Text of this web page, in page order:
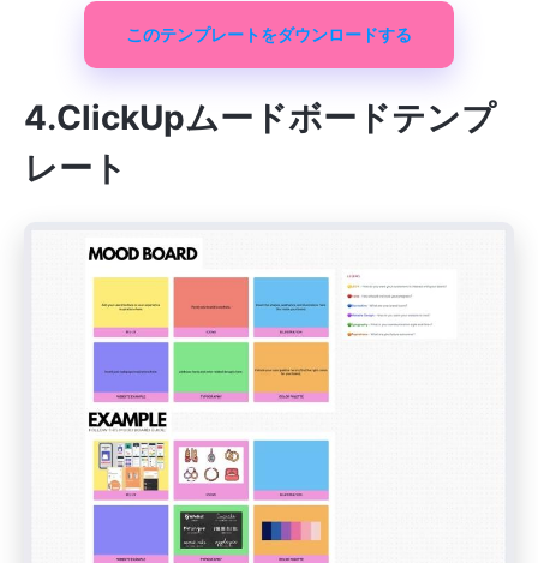
このテンプレートをダウンロードする
4.ClickUpムードボードテンプ
レート